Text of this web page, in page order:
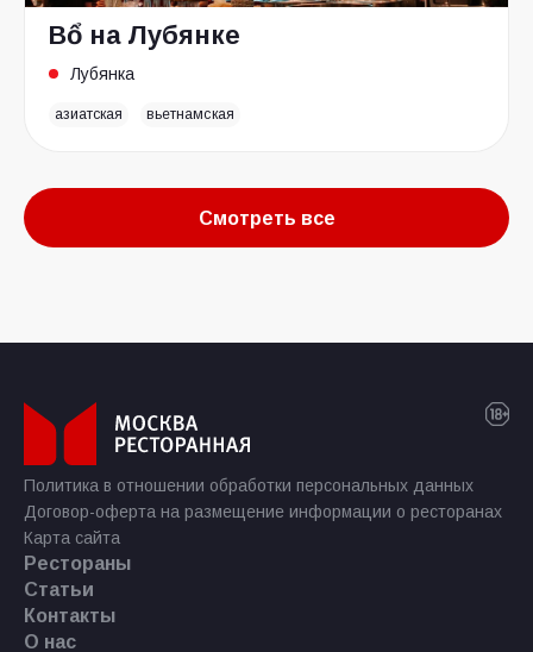
Bổ на Лубянке
Лубянка
азиатская вьетнамская
Смотреть все
Политика в отношении обработки персональных данных
Договор-оферта на размещение информации о ресторанах
Карта сайта
Рестораны
Статьи
Контакты
О нас